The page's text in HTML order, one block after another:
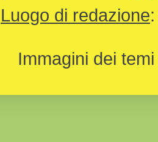
Luogo di redazione
Immagini dei